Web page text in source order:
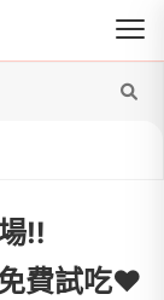
‼️
費試吃♥️